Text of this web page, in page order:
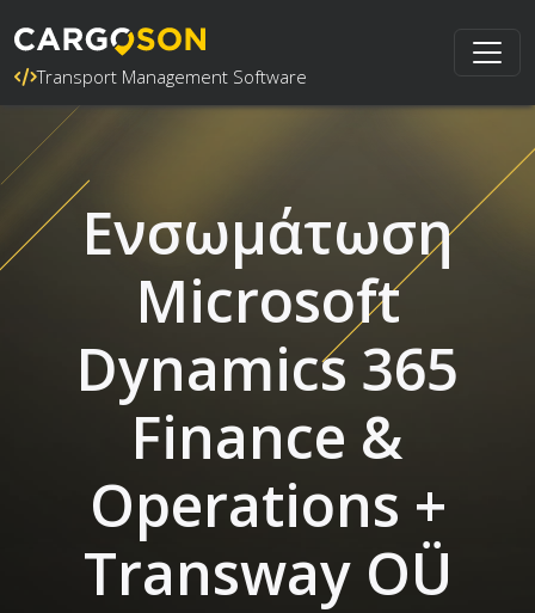
Transport Management Software
Ενσωμάτωση
Microsoft
Dynamics 365
Finance &
Operations +
Transway OÜ